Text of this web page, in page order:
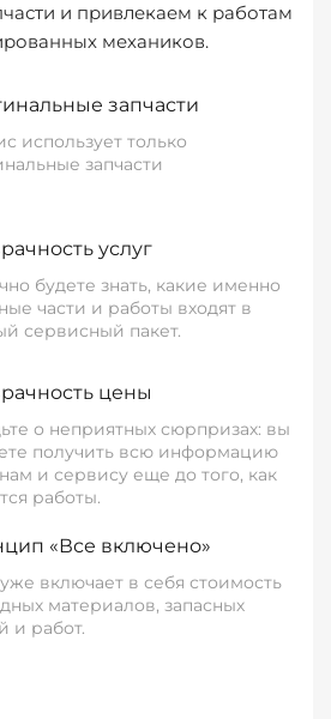
и привлекаем к работам
механиков.
запчасти
использует только
запчасти
услуг
будете знать, какие именно
части и работы входят в
сервисный пакет.
цены
о неприятных сюрпризах: вы
получить всю информацию
и сервису еще до того, как
работы.
«Все включено»
включает в себя стоимость
материалов, запасных
и работ.